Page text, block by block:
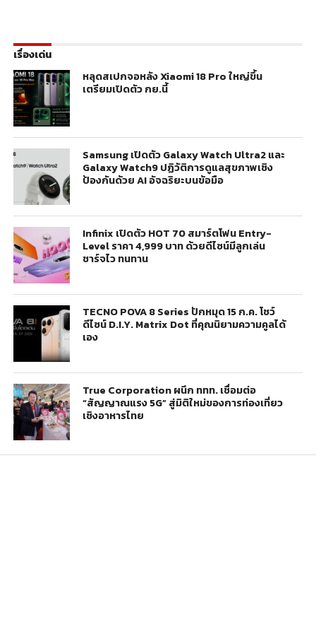
เรื่องเด่น
หลุดสเปกจอหลัง Xiaomi 18 Pro ใหญ่ขึ้น
เตรียมเปิดตัว กย.นี้
Samsung เปิดตัว Galaxy Watch Ultra2 และ
Galaxy Watch9 ปฏิวัติการดูแลสุขภาพเชิง
ป้องกันด้วย AI อัจฉริยะบนข้อมือ
Infinix เปิดตัว HOT 70 สมาร์ตโฟน Entry-
Level ราคา 4,999 บาท ด้วยดีไซน์มีลูกเล่น
ชาร์จไว ทนทาน
TECNO POVA 8 Series ปักหมุด 15 ก.ค. โชว์
ดีไซน์ D.I.Y. Matrix Dot ที่คุณนิยามความคูลได้
เอง
True Corporation ผนึก ททท. เชื่อมต่อ
“สัญญาณแรง 5G” สู่มิติใหม่ของการท่องเที่ยว
เชิงอาหารไทย